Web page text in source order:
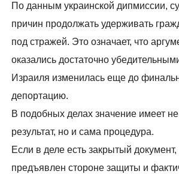
По данным украинской дипмиссии,
причин продолжать удерживать
под стражей. Это означает, что
оказались достаточно
Израиля изменилась еще до
депортацию.
В подобных делах значение имеет
результат, но и сама процедура.
Если в деле есть закрытый
предъявлен стороне защиты и